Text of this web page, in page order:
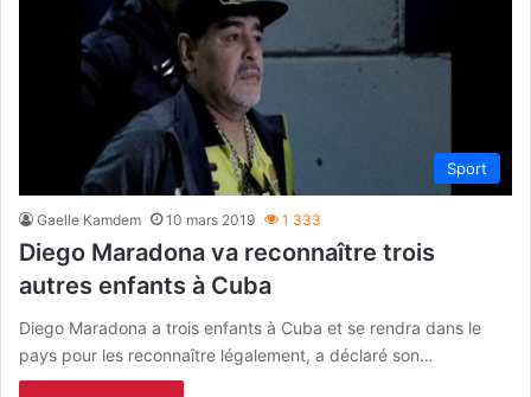
Sport
Gaelle Kamdem 10 mars 2019 1 333
Diego Maradona va reconnaître trois
autres enfants à Cuba
Diego Maradona a trois enfants à Cuba et se rendra dans le
pays pour les reconnaître légalement, a déclaré son…